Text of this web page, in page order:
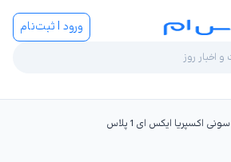
ورود | ثبت‌نام
سونی اکسپریا ایکس ای 1 پلاس